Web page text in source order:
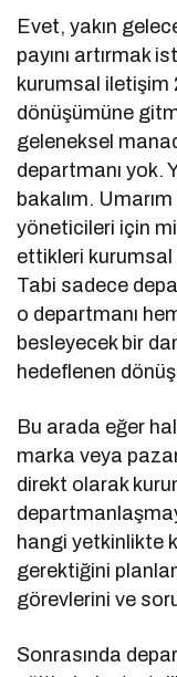
Evet, yakın
payını artırmak
kurumsal iletişim
dönüşümüne
geleneksel
departmanı yok.
bakalım.
yöneticileri için
ettikleri kurumsal
Tabi sadece
o departmanı
besleyecek bir
hedeflenen
Bu arada eğer
marka veya
direkt olarak
hangi yetkinlikte
gerektiğini
görevlerini ve
Sonrasında